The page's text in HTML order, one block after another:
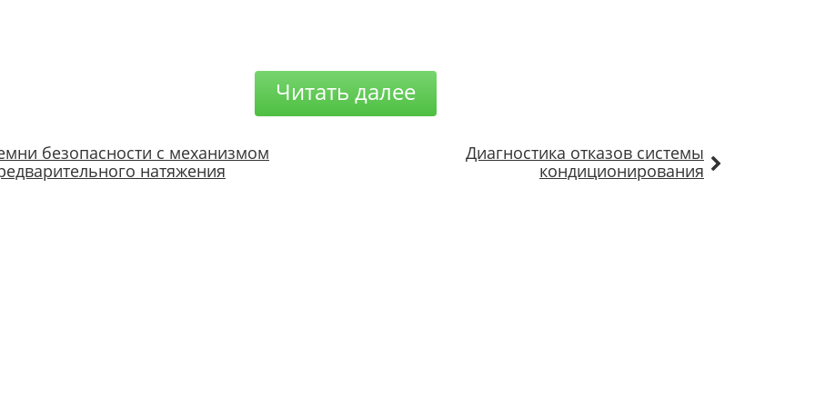
Читать далее
безопасности с механизмом
натяжения
Диагностика отказов системы
кондиционирования